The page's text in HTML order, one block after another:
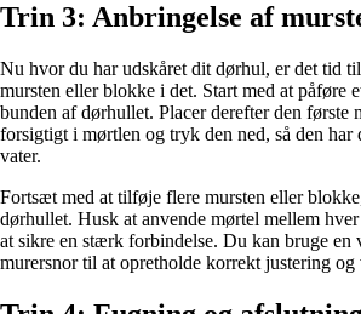
Trin 3: Anbringelse af
Nu hvor du har udskåret dit dørhul, er det tid
mursten eller blokke i det. Start med at påføre
bunden af dørhullet. Placer derefter den første
forsigtigt i mørtlen og tryk den ned, så den har
vater.
Fortsæt med at tilføje flere mursten eller
dørhullet. Husk at anvende mørtel mellem
at sikre en stærk forbindelse. Du kan bruge en
murersnor til at opretholde korrekt justering og